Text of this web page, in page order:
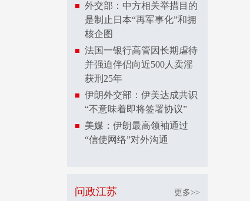
外交部：中方相关举措目的
是制止日本“再军事化”和拥
核企图
法国一银行高管因长期虐待
并强迫伴侣向近500人卖淫
获刑25年
伊朗外交部：伊美达成共识
“不意味着即将签署协议”
美媒：伊朗最高领袖通过
“信使网络”对外沟通
问政江苏 更多>>